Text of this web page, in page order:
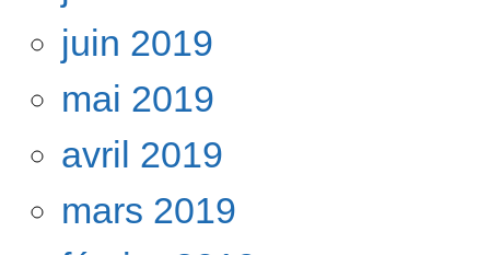
juin 2019
mai 2019
avril 2019
mars 2019